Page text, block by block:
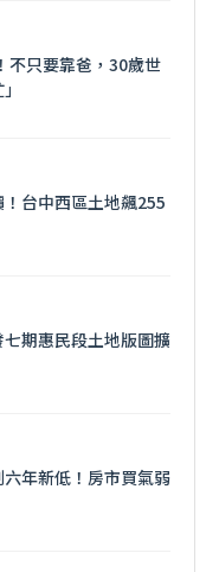
不只要靠爸，30歲世
台中西區土地飆255
期惠民段土地版圖擴
年新低！房市買氣弱